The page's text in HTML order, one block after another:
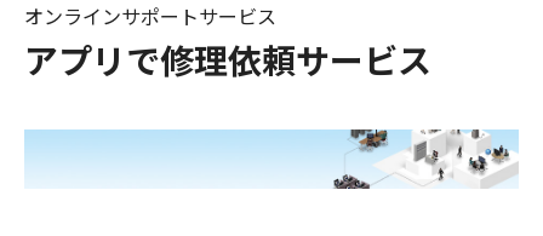
アプリで修理依頼サービス
オンラインサポートサービス